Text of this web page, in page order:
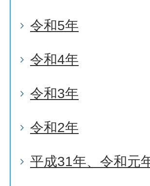
令和5年
令和4年
令和3年
令和2年
平成31年、令和元